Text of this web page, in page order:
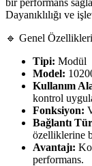
Dayanıklılığı ve
🔹 Genel Özellikleri
Tipi: Modül
Model:
Kullanım
kontrol
Fonksiyon:
Bağlantı
özelliklerine
Avantajı:
performans.